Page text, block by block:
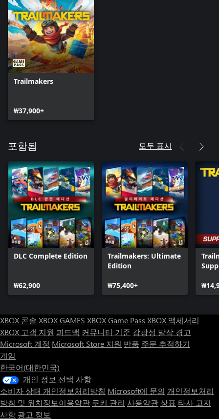
Trailmakers
₩37,900+
포함됨 모두 표시
DLC Complete Edition
₩62,900
Trailmakers: Ultimate
Edition
₩75,400+
XBOX 콘솔 XBOX GAMES XBOX Game Pass XBOX 액세서리
XBOX 고객 지원 피드백 커뮤니티 기준 감광성 발작 경고
Microsoft 계정 Microsoft Store 지원 반품 주문 추적하기
게임
한국어(대한민국)
개인 정보 선택 사항
소비자 상태 개인정보처리방침 Microsoft에 문의 개인정보처리
방침 및 위치정보이용약관 쿠키 관리 사용약관 상표 타사 고지
사항 광고 정보